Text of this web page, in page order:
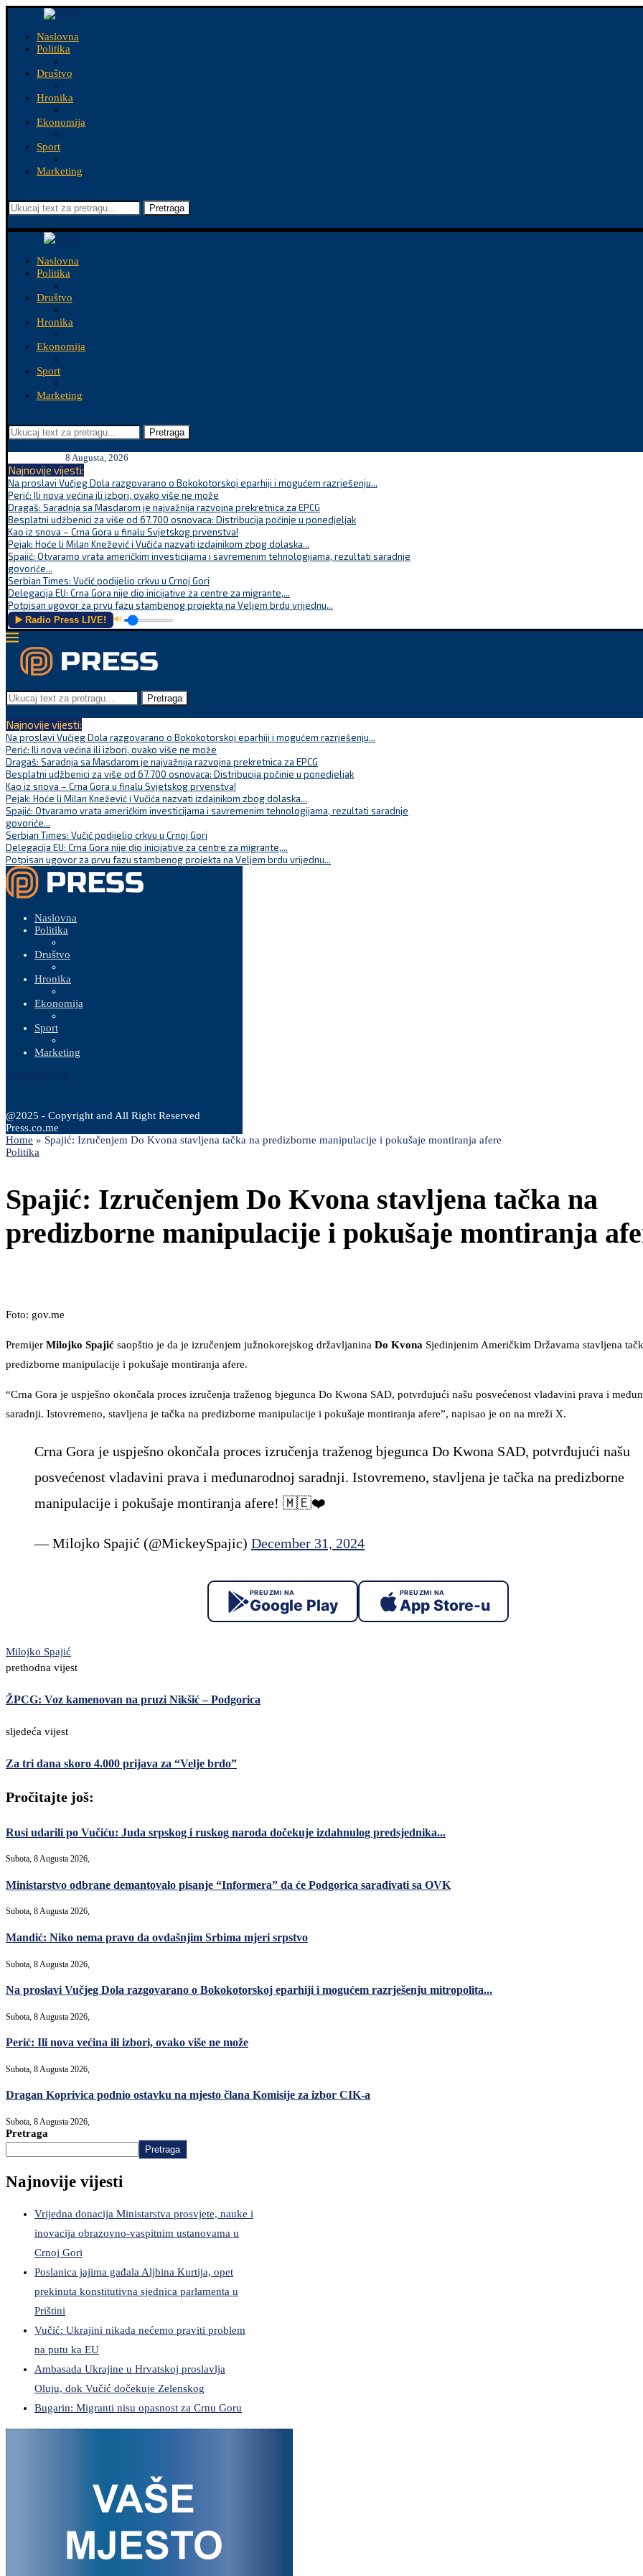
Naslovna
Politika
Društvo
Hronika
Ekonomija
Sport
Marketing
Pretraga
Naslovna
Politika
Društvo
Hronika
Ekonomija
Sport
Marketing
Pretraga
8 Augusta, 2026
Najnovije vijesti:
Na proslavi Vučjeg Dola razgovarano o Bokokotorskoj eparhiji i mogućem razrješenju...
Perić: Ili nova većina ili izbori, ovako više ne može
Dragaš: Saradnja sa Masdarom je najvažnija razvojna prekretnica za EPCG
Besplatni udžbenici za više od 67.700 osnovaca: Distribucija počinje u ponedjeljak
Kao iz snova – Crna Gora u finalu Svjetskog prvenstva!
Pejak: Hoće li Milan Knežević i Vučića nazvati izdajnikom zbog dolaska...
Spajić: Otvaramo vrata američkim investicijama i savremenim tehnologijama, rezultati saradnje
govoriće...
Serbian Times: Vučić podijelio crkvu u Crnoj Gori
Delegacija EU: Crna Gora nije dio inicijative za centre za migrante,...
Potpisan ugovor za prvu fazu stambenog projekta na Veljem brdu vrijednu...
▶️ Radio Press LIVE! 🔊
Pretraga
Najnovije vijesti:
Na proslavi Vučjeg Dola razgovarano o Bokokotorskoj eparhiji i mogućem razrješenju...
Perić: Ili nova većina ili izbori, ovako više ne može
Dragaš: Saradnja sa Masdarom je najvažnija razvojna prekretnica za EPCG
Besplatni udžbenici za više od 67.700 osnovaca: Distribucija počinje u ponedjeljak
Kao iz snova – Crna Gora u finalu Svjetskog prvenstva!
Pejak: Hoće li Milan Knežević i Vučića nazvati izdajnikom zbog dolaska...
Spajić: Otvaramo vrata američkim investicijama i savremenim tehnologijama, rezultati saradnje
govoriće...
Serbian Times: Vučić podijelio crkvu u Crnoj Gori
Delegacija EU: Crna Gora nije dio inicijative za centre za migrante,...
Potpisan ugovor za prvu fazu stambenog projekta na Veljem brdu vrijednu...
Naslovna
Politika
Društvo
Hronika
Ekonomija
Sport
Marketing
@2025 - Copyright and All Right Reserved
Press.co.me
Home » Spajić: Izručenjem Do Kvona stavljena tačka na predizborne manipulacije i pokušaje montiranja afere
Politika
Spajić: Izručenjem Do Kvona stavljena tačka na
predizborne manipulacije i pokušaje montiranja
Foto: gov.me
Premijer Milojko Spajić saopštio je da je izručenjem južnokorejskog državljanina Do Kvona Sjedinjenim Američkim Državama stavljena
predizborne manipulacije i pokušaje montiranja afere.
“Crna Gora je uspješno okončala proces izručenja traženog bjegunca Do Kwona SAD, potvrđujući našu posvećenost vladavini prava i
saradnji. Istovremeno, stavljena je tačka na predizborne manipulacije i pokušaje montiranja afere”, napisao je on na mreži X.
Crna Gora je uspješno okončala proces izručenja traženog bjegunca Do Kwona SAD, potvrđujući našu
posvećenost vladavini prava i međunarodnoj saradnji. Istovremeno, stavljena je tačka na predizborne
manipulacije i pokušaje montiranja afere! 🇲🇪❤️
— Milojko Spajić (@MickeySpajic) December 31, 2024
PREUZMI NA
Google Play
PREUZMI NA
App Store-u
Milojko Spajić
prethodna vijest
ŽPCG: Voz kamenovan na pruzi Nikšić – Podgorica
sljedeća vijest
Za tri dana skoro 4.000 prijava za “Velje brdo”
Pročitajte još:
Rusi udarili po Vučiću: Juda srpskog i ruskog naroda dočekuje izdahnulog predsjednika...
Subota, 8 Augusta 2026,
Ministarstvo odbrane demantovalo pisanje “Informera” da će Podgorica sarađivati sa OVK
Subota, 8 Augusta 2026,
Mandić: Niko nema pravo da ovdašnjim Srbima mjeri srpstvo
Subota, 8 Augusta 2026,
Na proslavi Vučjeg Dola razgovarano o Bokokotorskoj eparhiji i mogućem razrješenju mitropolita...
Subota, 8 Augusta 2026,
Perić: Ili nova većina ili izbori, ovako više ne može
Subota, 8 Augusta 2026,
Dragan Koprivica podnio ostavku na mjesto člana Komisije za izbor CIK-a
Subota, 8 Augusta 2026,
Pretraga
Pretraga
Najnovije vijesti
Vrijedna donacija Ministarstva prosvjete, nauke i
inovacija obrazovno-vaspitnim ustanovama u
Crnoj Gori
Poslanica jajima gađala Aljbina Kurtija, opet
prekinuta konstitutivna sjednica parlamenta u
Prištini
Vučić: Ukrajini nikada nećemo praviti problem
na putu ka EU
Ambasada Ukrajine u Hrvatskoj proslavlja
Oluju, dok Vučić dočekuje Zelenskog
Bugarin: Migranti nisu opasnost za Crnu Goru